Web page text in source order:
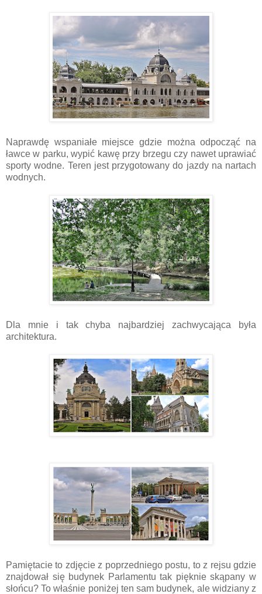
Naprawdę wspaniałe miejsce gdzie można odpocząć na
ławce w parku, wypić kawę przy brzegu czy nawet uprawiać
sporty wodne. Teren jest przygotowany do jazdy na nartach
wodnych.
Dla mnie i tak chyba najbardziej zachwycająca była
architektura.
Pamiętacie to zdjęcie z poprzedniego postu, to z rejsu gdzie
znajdował się budynek Parlamentu tak pięknie skąpany w
słońcu? To właśnie poniżej ten sam budynek, ale widziany z